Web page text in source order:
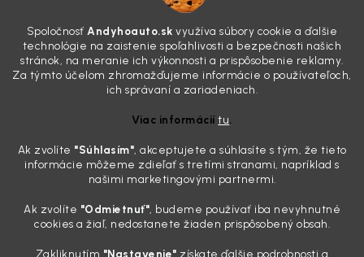
Spoločnosť Andyhoauto.sk využíva súbory cookie a ďalšie
technológie na zaistenie spoľahlivosti a bezpečnosti našich
stránok, na meranie ich výkonnosti a prispôsobenie reklamy.
Za týmto účelom zhromažďujeme informácie o používateľoch,
ich správaní a zariadeniach.
Viac informáciítu.
Ak zvolíte "Súhlasím", akceptujete a súhlasíte s tým, že tieto
informácie môžeme zdieľať s tretími stranami, napríklad s
našimi marketingovými partnermi.
Ak zvolíte "Odmietnuť", budeme používať iba nevyhnutné
cookies a žiaľ, nedostanete žiaden prispôsobený obsah.
Zakliknutím "Nastavenie" získate ďalšie podrobnosti a
skutočnosti je? Často za to môžu práve „slepé“ svetlomety. Ten
mliečny, drsný povrch nie je len estetická vada. Keď slnko a soľ urobia
svoje, plexisklo začne svetlo rozptyľovať namiesto to...
Zabudnite na handru. Ak chcete mať auto naozaj čisté,
Poznáte ten moment. Vonku svieti slnko, vy sedíte v čerstvo
„upratanom“ aute, no pri pohľade na palubnú dosku vás ide poraziť. V
mriežkach ventilácie, okolo tlačidiel a v švíkoch sedačiek na vás stále
drzo pozerá prach. Handra ani vysávač tam jednodu...
Detailing nemusí stáť výplatu: 5 kúskov autokozmetiky,